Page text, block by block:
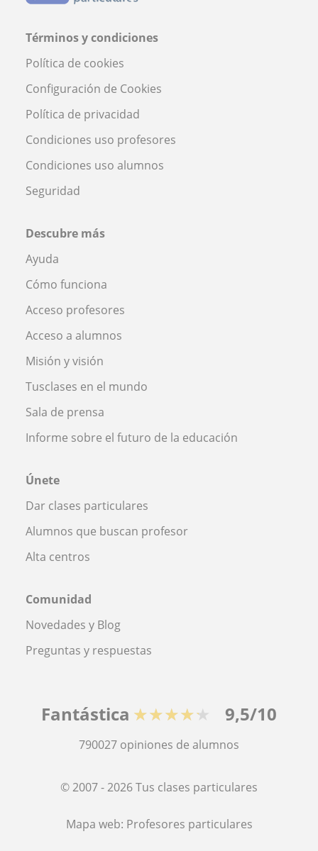
Términos y condiciones
Política de cookies
Configuración de Cookies
Política de privacidad
Condiciones uso profesores
Condiciones uso alumnos
Seguridad
Descubre más
Ayuda
Cómo funciona
Acceso profesores
Acceso a alumnos
Misión y visión
Tusclases en el mundo
Sala de prensa
Informe sobre el futuro de la educación
Únete
Dar clases particulares
Alumnos que buscan profesor
Alta centros
Comunidad
Novedades y Blog
Preguntas y respuestas
Fantástica ★★★★★ 9,5/10
790027 opiniones de alumnos
© 2007 - 2026 Tus clases particulares
Mapa web: Profesores particulares